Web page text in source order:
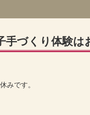
手づくり体験
みです。